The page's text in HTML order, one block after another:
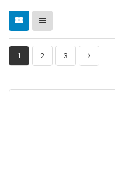
1 2 3